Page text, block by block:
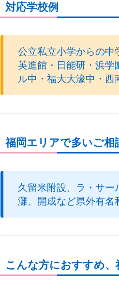
対応学校例
公立私立小学からの中
英進館・日能研・浜学
ル中・福大大濠中・
福岡エリアで多いご相
久留米附設、ラ・サー
灘、開成など県外有
こんな方におすすめ